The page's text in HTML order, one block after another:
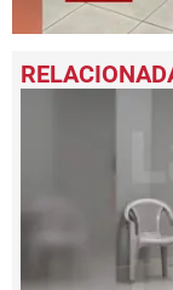
seconds
of